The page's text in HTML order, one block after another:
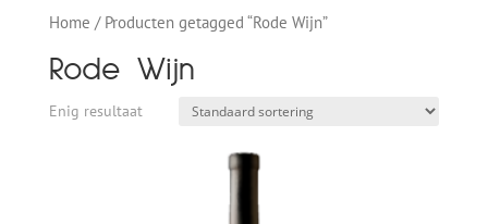
Home / Producten getagged “Rode Wijn”
Rode Wijn
Enig resultaat